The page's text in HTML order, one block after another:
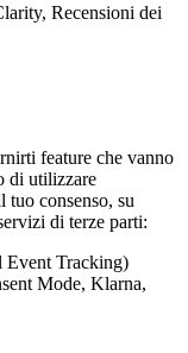
Recensioni dei
feature che vanno
di utilizzare
consenso, su
di terze parti:
Event Tracking)
Mode, Klarna,